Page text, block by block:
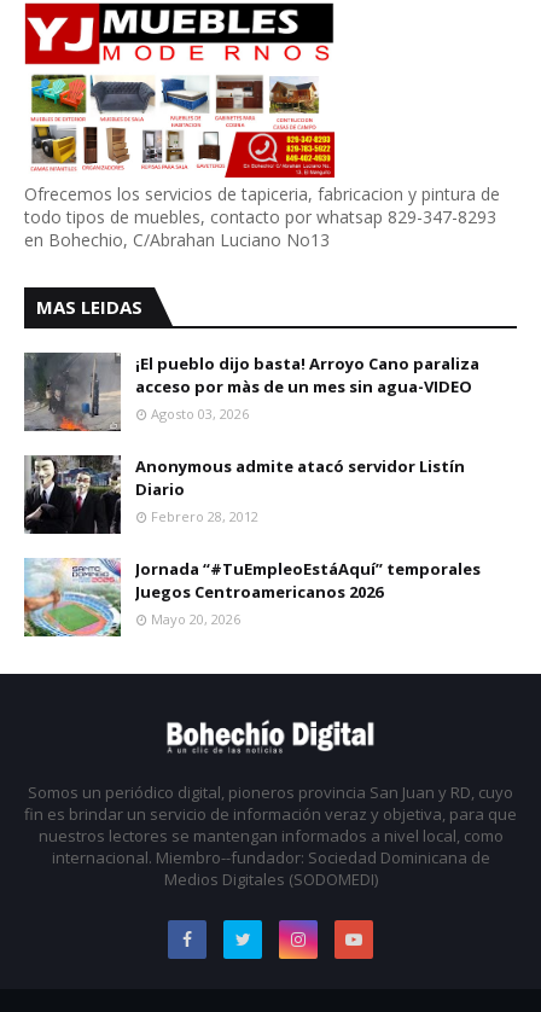
Ofrecemos los servicios de tapiceria, fabricacion y pintura de
todo tipos de muebles, contacto por whatsap 829-347-8293
en Bohechio, C/Abrahan Luciano No13
MAS LEIDAS
¡El pueblo dijo basta! Arroyo Cano paraliza
acceso por màs de un mes sin agua-VIDEO
Agosto 03, 2026
Anonymous admite atacó servidor Listín
Diario
Febrero 28, 2012
Jornada “#TuEmpleoEstáAquí” temporales
Juegos Centroamericanos 2026
Mayo 20, 2026
Somos un periódico digital, pioneros provincia San Juan y RD, cuyo
fin es brindar un servicio de información veraz y objetiva, para que
nuestros lectores se mantengan informados a nivel local, como
internacional. Miembro--fundador: Sociedad Dominicana de
Medios Digitales (SODOMEDI)